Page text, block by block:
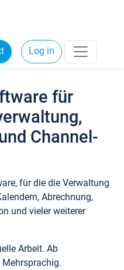
Log in
für
Channel-
für die die Verwaltung
Abrechnung,
und vieler weiterer
Arbeit. Ab